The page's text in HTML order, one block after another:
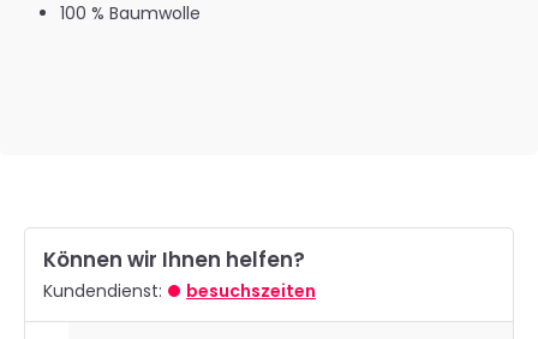
100 % Baumwolle
Können wir Ihnen helfen?
Kundendienst: besuchszeiten